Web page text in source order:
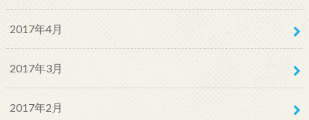
2017年4月
2017年3月
2017年2月